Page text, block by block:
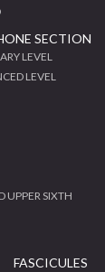
SECTION
LEVEL
LEVEL
UPPER SIXTH
FASCICULES